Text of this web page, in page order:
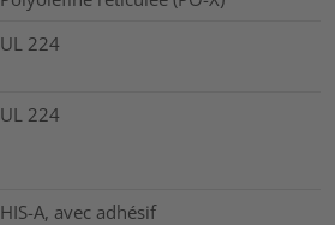
UL 224
UL 224
HIS-A, avec adhésif